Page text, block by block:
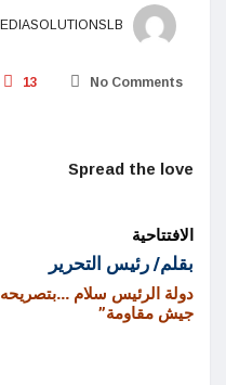
No Comments
13
Spread the love
الافتتاحية
بقلم/ رئيس التحرير
دولة الرئيس سلام
جيش مقاومة”